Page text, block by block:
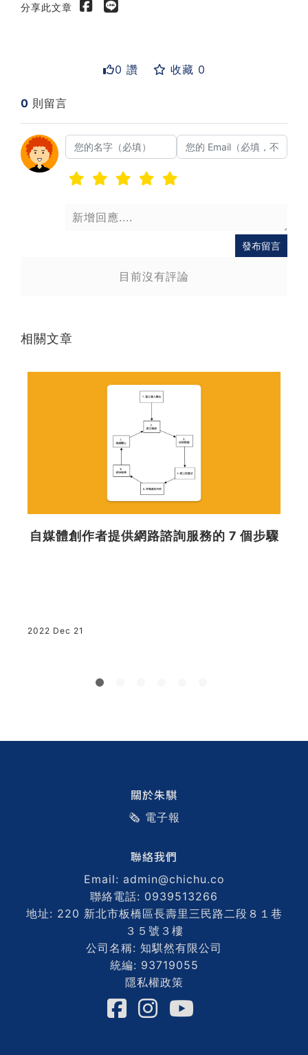
分享此文章
0 讚 收藏 0
0 則留言
發布留言
目前沒有評論
相關文章
自媒體創作者提供網路諮詢服務的 7 個步驟
2022 Dec 21
送出
關於朱騏
🗞️ 電子報
聯絡我們
Email: admin@chichu.co
聯絡電話: 0939513266
地址: 220 新北市板橋區長壽里三民路二段８１巷
３５號３樓
公司名稱: 知騏然有限公司
統編: 93719055
隱私權政策